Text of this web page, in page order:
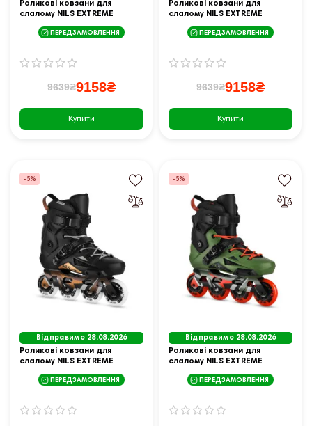
Роликові ковзани для
слалому NILS EXTREME
чорні
ПЕРЕДЗАМОВЛЕННЯ
9639₴9158₴
Купити
Роликові ковзани для
слалому NILS EXTREME
зелені ПЕРЕДЗАМОВЛЕННЯ
9639₴9158₴
Купити
-5%
Відправимо 28.08.2026
Роликові ковзани для
слалому NILS EXTREME
чорні
ПЕРЕДЗАМОВЛЕННЯ
-5%
Відправимо 28.08.2026
Роликові ковзани для
слалому NILS EXTREME
зелені ПЕРЕДЗАМОВЛЕННЯ